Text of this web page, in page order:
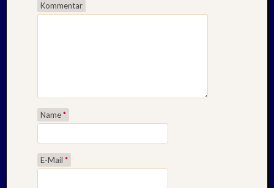
Kommentar
Name*
E-Mail *